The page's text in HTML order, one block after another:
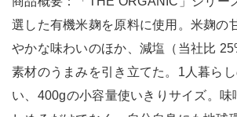
選した有機米麹を原料に使用。米麹の
やかな味わいのほか、減塩（当社比
素材のうまみを引き立てた。1人暮ら
い、400gの小容量使いきりサイズ。味